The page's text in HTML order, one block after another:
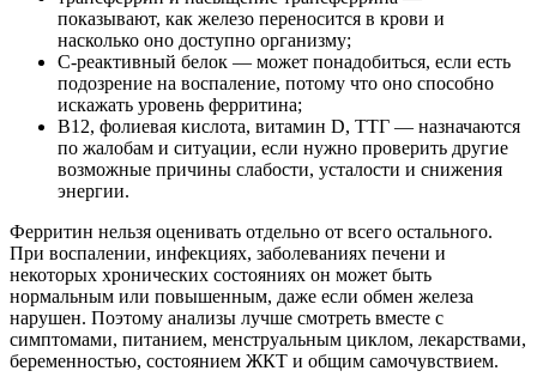
показывают, как железо переносится в крови и
насколько оно доступно организму;
С-реактивный белок — может понадобиться, если есть
подозрение на воспаление, потому что оно способно
искажать уровень ферритина;
B12, фолиевая кислота, витамин D, ТТГ — назначаются
по жалобам и ситуации, если нужно проверить другие
возможные причины слабости, усталости и снижения
энергии.
Ферритин нельзя оценивать отдельно от всего остального.
При воспалении, инфекциях, заболеваниях печени и
некоторых хронических состояниях он может быть
нормальным или повышенным, даже если обмен железа
нарушен. Поэтому анализы лучше смотреть вместе с
симптомами, питанием, менструальным циклом, лекарствами,
беременностью, состоянием ЖКТ и общим самочувствием.